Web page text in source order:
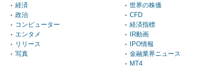
経済
政治
コンピューター
エンタメ
リリース
写真
世界の株価
CFD
経済指標
IR動画
IPO情報
金融業界ニュース
MT4